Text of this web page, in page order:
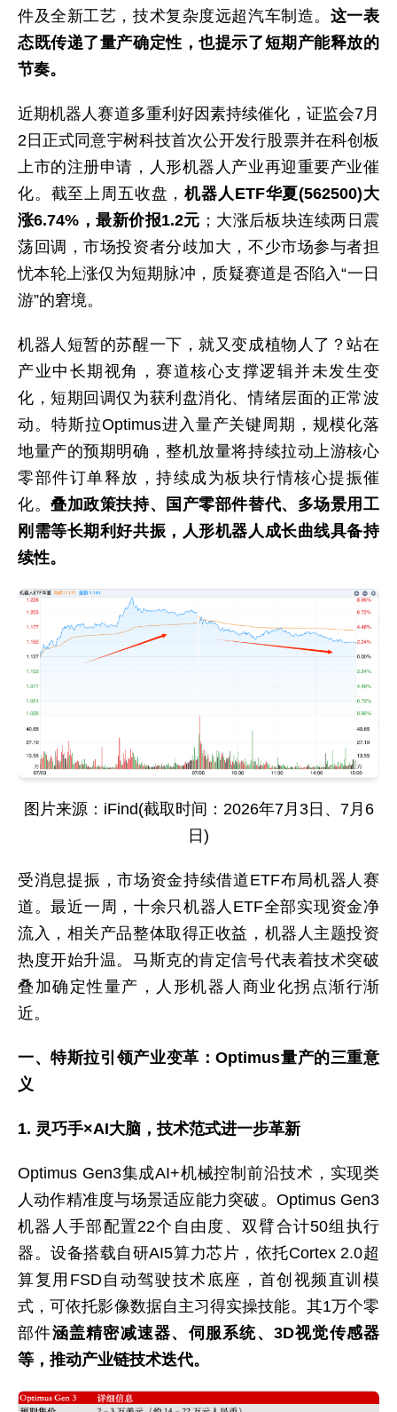
件及全新工艺，技术复杂度远超汽车制造。 这一表
态既传递了量产确定性，也提示了短期产能释放的
节奏。
近期机器人赛道多重利好因素持续催化，证监会7月
2日正式同意宇树科技首次公开发行股票并在科创板
上市的注册申请，人形机器人产业再迎重要产业催
化。截至上周五收盘，机器人ETF华夏(562500)大
涨6.74%，最新价报1.2元 ；大涨后板块连续两日震
荡回调，市场投资者分歧加大，不少市场参与者担
忧本轮上涨仅为短期脉冲，质疑赛道是否陷入“一日
游”的窘境。
机器人短暂的苏醒一下，就又变成植物人了？站在
产业中长期视角，赛道核心支撑逻辑并未发生变
化，短期回调仅为获利盘消化、情绪层面的正常波
动。特斯拉Optimus进入量产关键周期，规模化落
地量产的预期明确，整机放量将持续拉动上游核心
零部件订单释放，持续成为板块行情核心提振催
化。叠加政策扶持、国产零部件替代、多场景用工
刚需等长期利好共振，人形机器人成长曲线具备持
续性。
图片来源：iFind(截取时间：2026年7月3日、7月6
日)
受消息提振，市场资金持续借道ETF布局机器人赛
道。最近一周，十余只机器人ETF全部实现资金净
流入，相关产品整体取得正收益，机器人主题投资
热度开始升温。马斯克的肯定信号代表着技术突破
叠加确定性量产，人形机器人商业化拐点渐行渐
近。
一、特斯拉引领产业变革：Optimus量产的三重意
义
1. 灵巧手×AI大脑，技术范式进一步革新
Optimus Gen3集成AI+机械控制前沿技术，实现类
人动作精准度与场景适应能力突破。Optimus Gen3
机器人手部配置22个自由度、双臂合计50组执行
器。设备搭载自研AI5算力芯片，依托Cortex 2.0超
算复用FSD自动驾驶技术底座，首创视频直训模
式，可依托影像数据自主习得实操技能。其1万个零
部件涵盖精密减速器、伺服系统、3D视觉传感器
等，推动产业链技术迭代。